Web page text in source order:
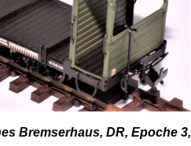
Bremserhaus, DR, Epoche 3,